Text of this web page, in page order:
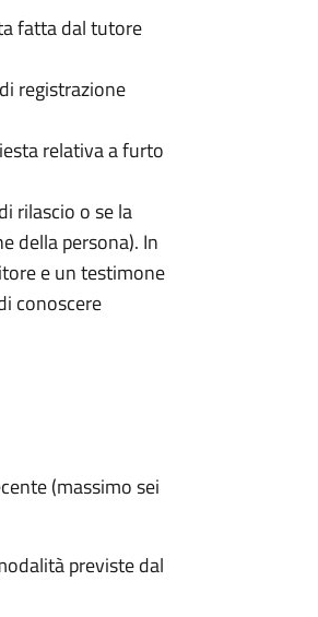
fatta dal tutore
registrazione
relativa a furto
rilascio o se la
della persona). In
e un testimone
conoscere
(massimo sei
previste dal